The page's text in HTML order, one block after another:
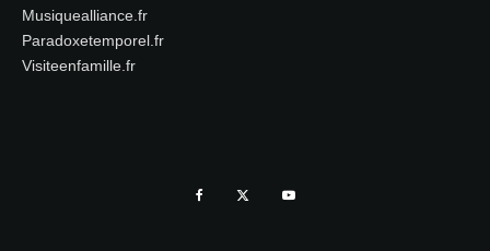
Musiquealliance.fr
Paradoxetemporel.fr
Visiteenfamille.fr